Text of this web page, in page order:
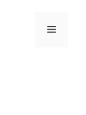
Menu